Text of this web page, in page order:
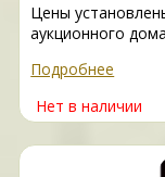
Цены
аукционного
Подробнее
Нет в наличии